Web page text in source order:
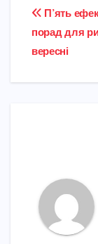
П’ять
порад для
вересні